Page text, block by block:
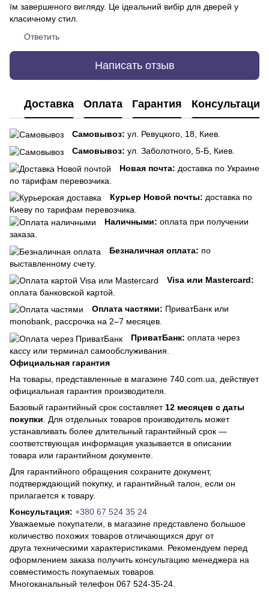
їм завершеного вигляду. Це ідеальний вибір для дверей у
класичному стил.
Ответить
Написать отзыв
Доставка Оплата Гарантия Консультация
Самовывоз: ул. Ревуцкого, 18, Киев.
Самовывоз: ул. Заболотного, 5-Б, Киев.
Новая почта: доставка по Украине
по тарифам перевозчика.
Курьер Новой почты: доставка по
Киеву по тарифам перевозчика.
Наличными: оплата при получении
заказа.
Безналичная оплата: по
выставленному счету.
Visa или Mastercard:
оплата банковской картой.
Оплата частями: ПриватБанк или
monobank, рассрочка на 2–7 месяцев.
ПриватБанк: оплата через
кассу или терминал самообслуживания.
Официальная гарантия
На товары, представленные в магазине 740.com.ua, действует
официальная гарантия производителя.
Базовый гарантийный срок составляет 12 месяцев с даты
покупки . Для отдельных товаров производитель может
устанавливать более длительный гарантийный срок —
соответствующая информация указывается в описании
товара или гарантийном документе.
Для гарантийного обращения сохраните документ,
подтверждающий покупку, и гарантийный талон, если он
прилагается к товару.
Консультация: +380 67 524 35 24
Уважаемые покупатели, в магазине представлено большое
количество похожих товаров отличающихся друг от
друга техническими характеристиками. Рекомендуем перед
оформлением заказа получить консультацию менеджера на
совместимость покупаемых товаров.
Многоканальный телефон 067 524-35-24.